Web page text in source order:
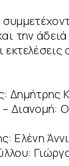
την
Δημήτρης
Διανομή:
Ελένη